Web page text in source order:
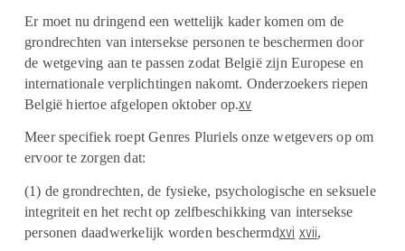
Er moet nu dringend een wettelijk kader komen om de
grondrechten van intersekse personen te beschermen door
de wetgeving aan te passen zodat België zijn Europese en
internationale verplichtingen nakomt. Onderzoekers riepen
België hiertoe afgelopen oktober op.xv
Meer specifiek roept Genres Pluriels onze wetgevers op om
ervoor te zorgen dat:
(1) de grondrechten, de fysieke, psychologische en seksuele
integriteit en het recht op zelfbeschikking van intersekse
personen daadwerkelijk worden beschermdxvi xvii,